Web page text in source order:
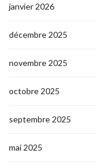
janvier 2026
décembre 2025
novembre 2025
octobre 2025
septembre 2025
mai 2025